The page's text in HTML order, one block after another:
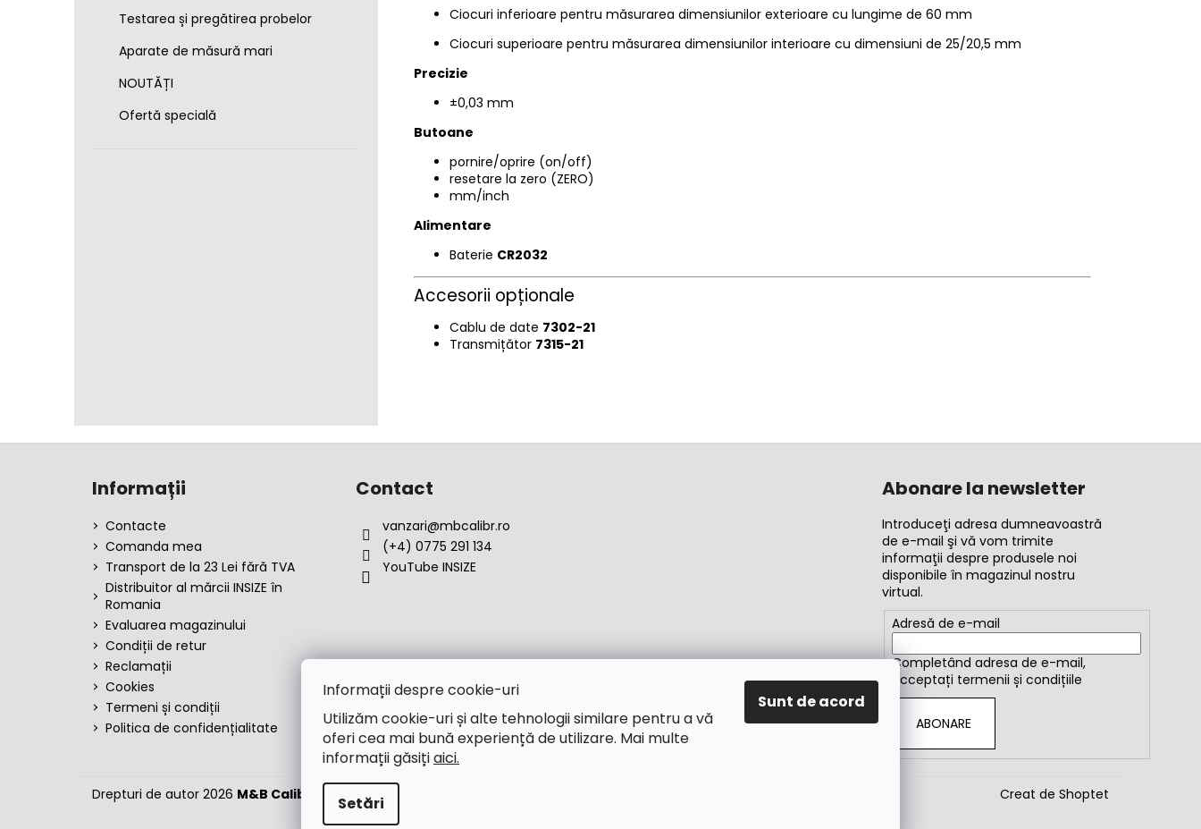
Informații despre cookie-uri
Utilizăm cookie-uri și alte tehnologii similare pentru a vă
oferi cea mai bună experiență de utilizare. Mai multe
informații găsițiaici.
Setări
Sunt de acord
Testarea și pregătirea probelor
Aparate de măsură mari
NOUTĂȚI
Ofertă specială
Ciocuri inferioare pentru măsurarea dimensiunilor exterioare cu lungime de 60 mm
Ciocuri superioare pentru măsurarea dimensiunilor interioare cu dimensiuni de 25/20,5 mm
Precizie
±0,03 mm
Butoane
pornire/oprire (on/off)
resetare la zero (ZERO)
mm/inch
Alimentare
Baterie CR2032
Accesorii opționale
Cablu de date 7302-21
Transmițător 7315-21
Informații
Contacte
Comanda mea
Transport de la 23 Lei fără TVA
Distribuitor al mărcii INSIZE în
Romania
Evaluarea magazinului
Condiții de retur
Reclamații
Cookies
Termeni și condiții
Politica de confidențialitate
Contact
vanzari@mbcalibr.ro
(+4) 0775 291 134
YouTube INSIZE
Abonare la newsletter
Introduceţi adresa dumneavoastră
de e-mail şi vă vom trimite
informaţii despre produsele noi
disponibile în magazinul nostru
virtual.
Adresă de e-mail
Completând adresa de e-mail,
acceptați termenii și condițiile
ABONARE
Creat de Shoptet
Drepturi de autor 2026 M&B Calibr . Toate drepturile rezervate.